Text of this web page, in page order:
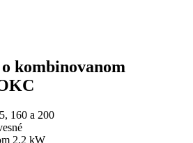
kombinovanom
160 a 200
2,2 kW